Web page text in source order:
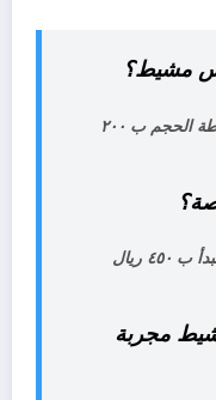
مشيط؟
تبدأ أسعار تخزين الأثاث للسيارة متوسطة الحجم ب ٢٠٠
يوجد لدينا غرف خاصة بأسعار تنافسية تبدأ ب ٤٥٠ ريال
مجربة